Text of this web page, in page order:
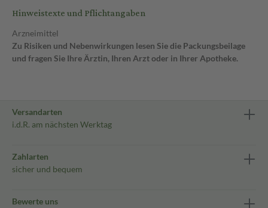
Hinweistexte und Pflichtangaben
Arzneimittel
Zu Risiken und Nebenwirkungen lesen Sie die Packungsbeilage
und fragen Sie Ihre Ärztin, Ihren Arzt oder in Ihrer Apotheke.
Versandarten
i.d.R. am nächsten Werktag
Zahlarten
sicher und bequem
Bewerte uns